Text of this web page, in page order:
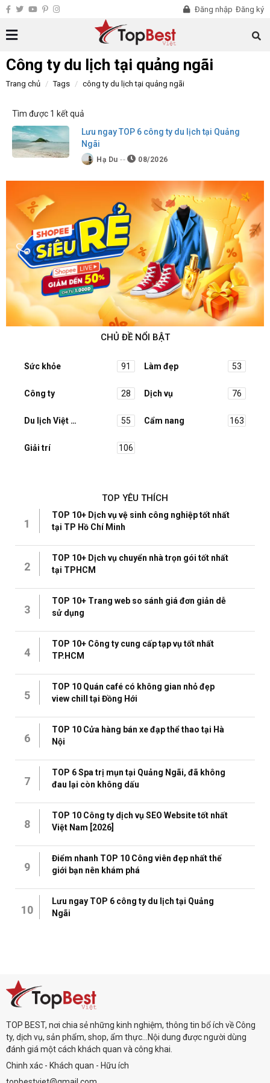
Đăng nhập Đăng ký
Công ty du lịch tại quảng ngãi
Trang chủ Tags công ty du lịch tại quảng ngãi
Tìm được 1 kết quả
Lưu ngay TOP 6 công ty du lịch tại Quảng
Ngãi
Hạ Du 08/2026
CHỦ ĐỀ NỔI BẬT
Sức khỏe 91 Làm đẹp 53
Công ty 28 Dịch vụ 76
Du lịch Việt Nam 55 Cẩm nang 163
Giải trí 106
TOP YÊU THÍCH
1
TOP 10+ Dịch vụ vệ sinh công nghiệp tốt nhất
tại TP Hồ Chí Minh
2
TOP 10+ Dịch vụ chuyển nhà trọn gói tốt nhất
tại TPHCM
3
TOP 10+ Trang web so sánh giá đơn giản dễ
sử dụng
4
TOP 10+ Công ty cung cấp tạp vụ tốt nhất
TP.HCM
5
TOP 10 Quán café có không gian nhỏ đẹp
view chill tại Đồng Hới
6
TOP 10 Cửa hàng bán xe đạp thể thao tại Hà
Nội
7
TOP 6 Spa trị mụn tại Quảng Ngãi, đã không
đau lại còn không dấu
8
TOP 10 Công ty dịch vụ SEO Website tốt nhất
Việt Nam [2026]
9
Điểm nhanh TOP 10 Công viên đẹp nhất thế
giới bạn nên khám phá
10
Lưu ngay TOP 6 công ty du lịch tại Quảng
Ngãi
TOP BEST, nơi chia sẻ những kinh nghiệm, thông tin bổ ích về Công
ty, dịch vụ, sản phẩm, shop, ẩm thực...Nội dung được người dùng
đánh giá một cách khách quan và công khai.
Chinh xác - Khách quan - Hữu ích